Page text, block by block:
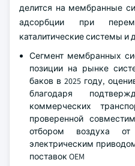
делится на мембранные
адсорбции при
каталитические системы и
Сегмент мембранных
позиции на рынке
баков в 2025 году,
благодаря
коммерческих
проверенной
отбором воздуха
электрическим
поставок OEM